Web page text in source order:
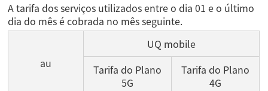
A tarifa dos serviços utilizados entre o dia 01 e o último
dia do mês é cobrada no mês seguinte.
au
UQ mobile
Tarifa do Plano
5G
Tarifa do Plano
4G